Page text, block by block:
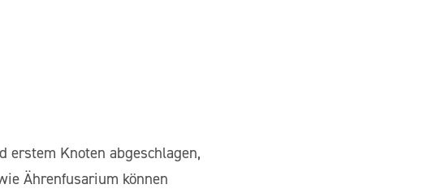
Knoten abgeschlagen,
Ährenfusarium können